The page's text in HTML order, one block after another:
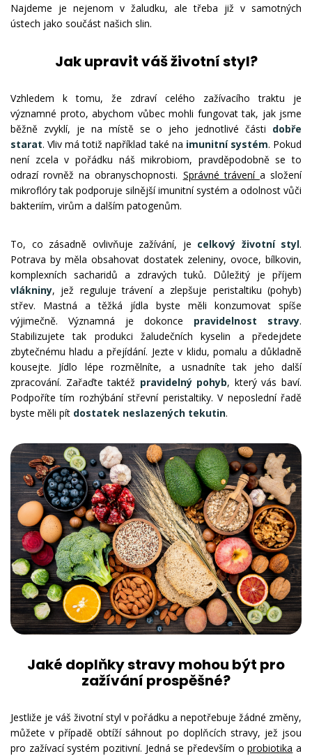
Najdeme je nejenom v žaludku, ale třeba již v samotných
ústech jako součást našich slin.
Jak upravit váš životní styl?
Vzhledem k tomu, že zdraví celého zažívacího traktu je
významné proto, abychom vůbec mohli fungovat tak, jak jsme
běžně zvyklí, je na místě se o jeho jednotlivé části dobře
starat. Vliv má totiž například také na imunitní systém. Pokud
není zcela v pořádku náš mikrobiom, pravděpodobně se to
odrazí rovněž na obranyschopnosti. Správné trávení a složení
mikroflóry tak podporuje silnější imunitní systém a odolnost vůči
bakteriím, virům a dalším patogenům.
To, co zásadně ovlivňuje zažívání, je celkový životní styl.
Potrava by měla obsahovat dostatek zeleniny, ovoce, bílkovin,
komplexních sacharidů a zdravých tuků. Důležitý je příjem
vlákniny, jež reguluje trávení a zlepšuje peristaltiku (pohyb)
střev. Mastná a těžká jídla byste měli konzumovat spíše
výjimečně. Významná je dokonce pravidelnost stravy.
Stabilizujete tak produkci žaludečních kyselin a předejdete
zbytečnému hladu a přejídání. Jezte v klidu, pomalu a důkladně
kousejte. Jídlo lépe rozmělníte, a usnadníte tak jeho další
zpracování. Zařaďte taktéž pravidelný pohyb, který vás baví.
Podpoříte tím rozhýbání střevní peristaltiky. V neposlední řadě
byste měli pít dostatek neslazených tekutin.
Jaké doplňky stravy mohou být pro
zažívání prospěšné?
Jestliže je váš životní styl v pořádku a nepotřebuje žádné změny,
můžete v případě obtíží sáhnout po doplňcích stravy, jež jsou
pro zažívací systém pozitivní. Jedná se především oprobiotika a